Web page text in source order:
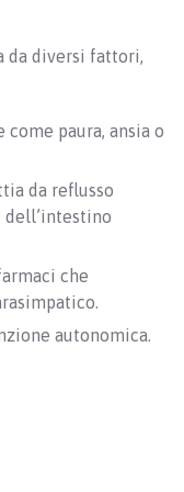
da diversi fattori,
paura, ansia o
da reflusso
dell’intestino
che
autonomica.